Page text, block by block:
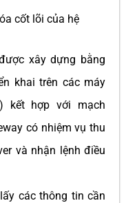
cốt lõi của hệ
xây dựng bằng
khai trên các máy
kết hợp với mạch
có nhiệm vụ thu
và nhận lệnh điều
các thông tin cần